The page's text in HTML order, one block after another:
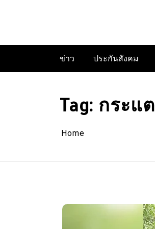
ข่าว ประกันสังคม
Tag: กระแต
Home